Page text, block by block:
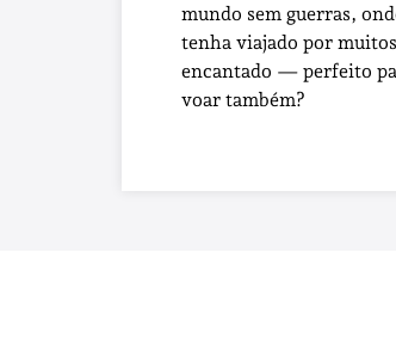
mundo sem guerras,
tenha viajado por
encantado — perfeito
voar também?